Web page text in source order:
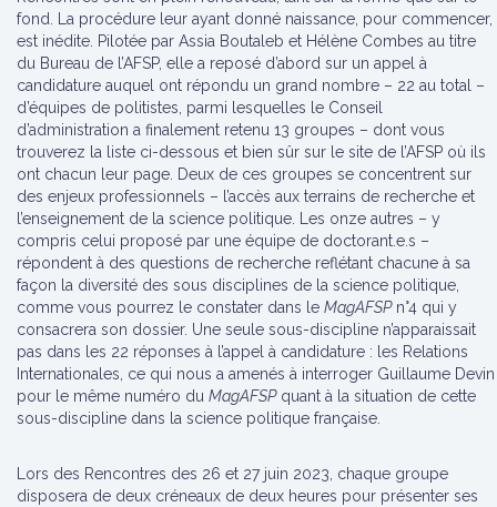
fond. La procédure leur ayant donné naissance, pour commencer,
est inédite. Pilotée par Assia Boutaleb et Hélène Combes au titre
du Bureau de l’AFSP, elle a reposé d’abord sur un appel à
candidature auquel ont répondu un grand nombre – 22 au total –
d’équipes de politistes, parmi lesquelles le Conseil
d’administration a finalement retenu 13 groupes – dont vous
trouverez la liste ci-dessous et bien sûr sur le site de l’AFSP où ils
ont chacun leur page. Deux de ces groupes se concentrent sur
des enjeux professionnels – l’accès aux terrains de recherche et
l’enseignement de la science politique. Les onze autres – y
compris celui proposé par une équipe de doctorant.e.s –
répondent à des questions de recherche reflétant chacune à sa
façon la diversité des sous disciplines de la science politique,
comme vous pourrez le constater dans le MagAFSPn°4 qui y
consacrera son dossier. Une seule sous-discipline n’apparaissait
pas dans les 22 réponses à l’appel à candidature : les Relations
Internationales, ce qui nous a amenés à interroger Guillaume Devin
pour le même numéro du MagAFSPquant à la situation de cette
sous-discipline dans la science politique française.
Lors des Rencontres des 26 et 27 juin 2023, chaque groupe
disposera de deux créneaux de deux heures pour présenter ses